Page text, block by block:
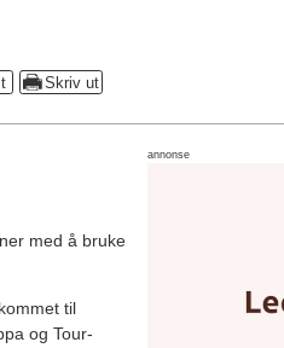
annonse
med å bruke
til
og Tour-